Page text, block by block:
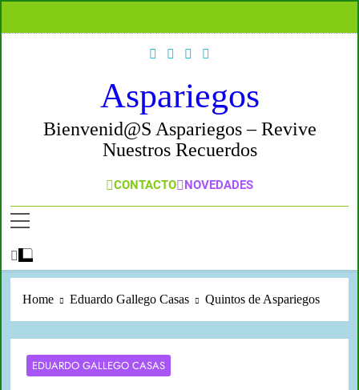
Aspariegos
Bienvenid@s Aspariegos – Revive
Nuestros Recuerdos
CONTACTO NOVEDADES
Home Eduardo Gallego Casas Quintos de Aspariegos
EDUARDO GALLEGO CASAS